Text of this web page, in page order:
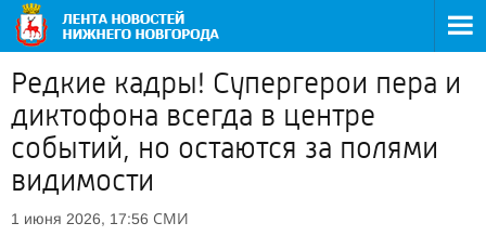
Редкие кадры! Супергерои пера и
диктофона всегда в центре
событий, но остаются за полями
видимости
1 июня 2026, 17:56 СМИ